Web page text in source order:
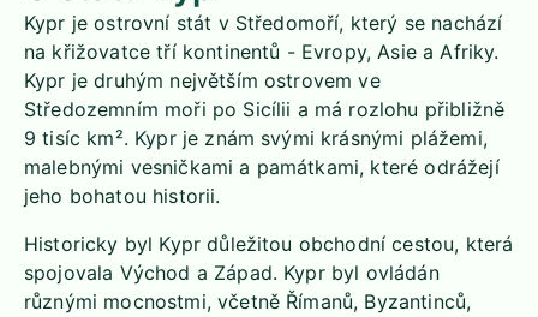
Kypr je ostrovní stát v Středomoří, který se nachází
na křižovatce tří kontinentů - Evropy, Asie a Afriky.
Kypr je druhým největším ostrovem ve
Středozemním moři po Sicílii a má rozlohu přibližně
9 tisíc km². Kypr je znám svými krásnými plážemi,
malebnými vesničkami a památkami, které odrážejí
jeho bohatou historii.
Historicky byl Kypr důležitou obchodní cestou, která
spojovala Východ a Západ. Kypr byl ovládán
různými mocnostmi, včetně Římanů, Byzantinců,